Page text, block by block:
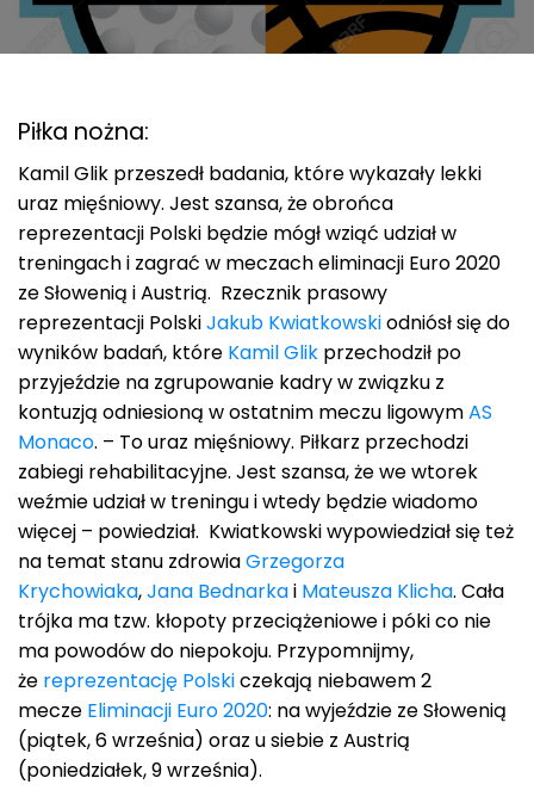
Piłka nożna:
Kamil Glik przeszedł badania, które wykazały lekki
uraz mięśniowy. Jest szansa, że obrońca
reprezentacji Polski będzie mógł wziąć udział w
treningach i zagrać w meczach eliminacji Euro 2020
ze Słowenią i Austrią. Rzecznik prasowy
reprezentacji PolskiJakub Kwiatkowskiodniósł się do
wyników badań, które Kamil Glik przechodził po
przyjeździe na zgrupowanie kadry w związku z
kontuzją odniesioną w ostatnim meczu ligowymAS
Monaco. – To uraz mięśniowy. Piłkarz przechodzi
zabiegi rehabilitacyjne. Jest szansa, że we wtorek
weźmie udział w treningu i wtedy będzie wiadomo
więcej – powiedział. Kwiatkowski wypowiedział się też
na temat stanu zdrowiaGrzegorza
Krychowiaka,Jana Bednarkai Mateusza Klicha. Cała
trójka ma tzw. kłopoty przeciążeniowe i póki co nie
ma powodów do niepokoju. Przypomnijmy,
że reprezentację Polskiczekają niebawem 2
mecze Eliminacji Euro 2020: na wyjeździe ze Słowenią
(piątek, 6 września) oraz u siebie z Austrią
(poniedziałek, 9 września).